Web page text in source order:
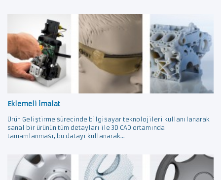
Eklemeli İmalat
Ürün Geliştirme sürecinde bilgisayar teknolojileri kullanılanarak
sanal bir ürünün tüm detayları ile 3D CAD ortamında
tamamlanması, bu datayı kullanarak...